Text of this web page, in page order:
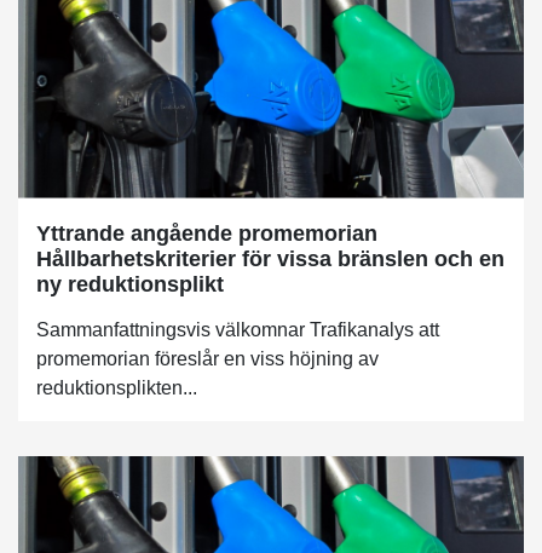
Yttrande angående promemorian
Hållbarhetskriterier för vissa bränslen och en
ny reduktionsplikt
Sammanfattningsvis välkomnar Trafikanalys att
promemorian föreslår en viss höjning av
reduktionsplikten...